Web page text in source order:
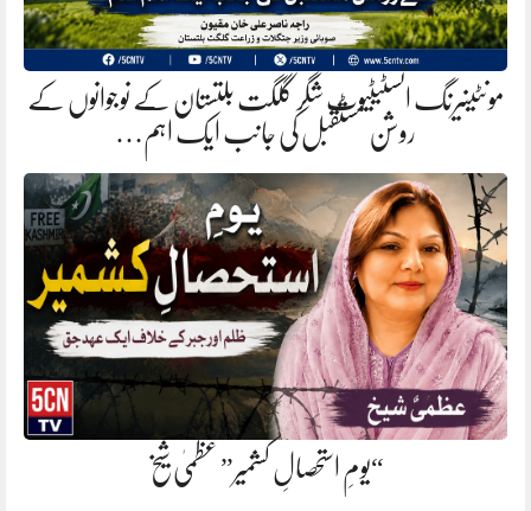
مونٹینیرنگ انسٹیٹیوٹ شگر گلگت بلتستان کے نوجوانوں کے
روشن مستقبل کی جانب ایک اہم…
“یومِ استحصالِ کشمیر” عظمیٰ شیخ